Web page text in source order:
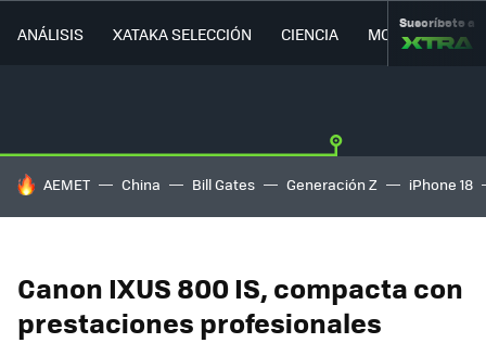
ANÁLISIS XATAKA SELECCIÓN CIENCIA MOVILIDAD
Suscríbete a
HOY SE HABLA DE
AEMET China Bill Gates Generación Z iPhone 18
Canon IXUS 800 IS, compacta con
prestaciones profesionales